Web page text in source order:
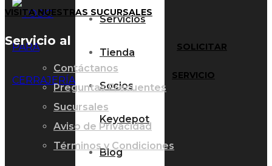
Servicios
Tienda
Socios
Keydepot
Blog
SOLICITAR
SERVICIO
VISITA NUESTRAS SUCURSALES
Servicio al Cliente
Contáctanos
Preguntas Frecuentes
Sucursales
Aviso de Privacidad
Términos y Condiciones